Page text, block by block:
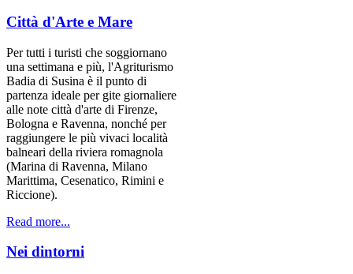
Città d'Arte e Mare
Per tutti i turisti che soggiornano
una settimana e più, l'Agriturismo
Badia di Susina è il punto di
partenza ideale per gite giornaliere
alle note città d'arte di Firenze,
Bologna e Ravenna, nonché per
raggiungere le più vivaci località
balneari della riviera romagnola
(Marina di Ravenna, Milano
Marittima, Cesenatico, Rimini e
Riccione).
Read more...
Nei dintorni